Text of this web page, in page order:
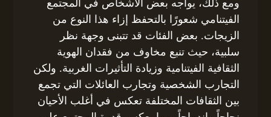
ومع ذلك، يواجه بعض الأشخاص في المجتمع
الفيتنامي شعورًا بالتحفظ إزاء هذا النوع من
الزيجات. بعض الفئات قد تتبنى وجهة نظر
سلبية، حيث تنبع مخاوف من فقدان الهوية
الثقافية الفيتنامية وزيادة التأثيرات الغربية. ولكن
التجارب الشخصية وتجارب العائلات التي تجمع
بين الثقافات المختلفة تعكس في أغلب الأحيان